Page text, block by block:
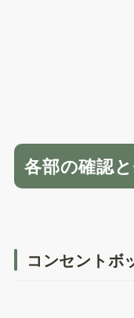
各部の確認
コンセントボ